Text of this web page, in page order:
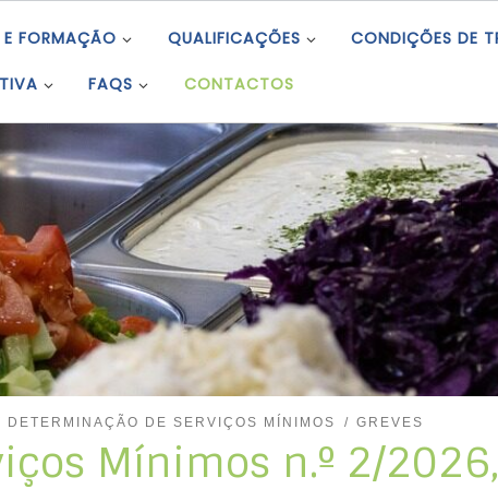
E FORMAÇÃO QUALIFICAÇÕES CONDIÇÕES DE
FAQS CONTACTOS
DETERMINAÇÃO DE SERVIÇOS MÍNIMOS GREVES
Mínimos n.º 2/